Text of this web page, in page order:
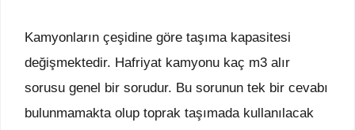
Kamyonların çeşidine göre taşıma kapasitesi
değişmektedir. Hafriyat kamyonu kaç m3 alır
sorusu genel bir sorudur. Bu sorunun tek bir cevabı
bulunmamakta olup toprak taşımada kullanılacak